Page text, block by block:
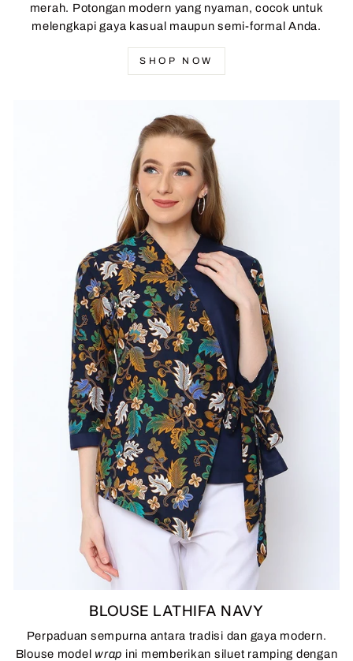
merah. Potongan modern yang nyaman, cocok untuk
melengkapi gaya kasual maupun semi-formal Anda.
SHOP NOW
BLOUSE LATHIFA NAVY
Perpaduan sempurna antara tradisi dan gaya modern.
Blouse model wrap ini memberikan siluet ramping dengan